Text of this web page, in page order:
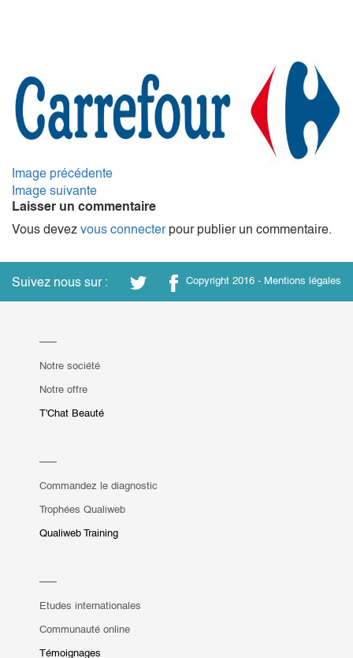
Image précédente
Image suivante
Laisser un commentaire
Vous devez vous connecterpour publier un commentaire.
Suivez nous sur : Copyright 2016 - Mentions légales
Notre société
Notre offre
T'Chat Beauté
Commandez le diagnostic
Trophées Qualiweb
Qualiweb Training
Etudes internationales
Communauté online
Témoignages